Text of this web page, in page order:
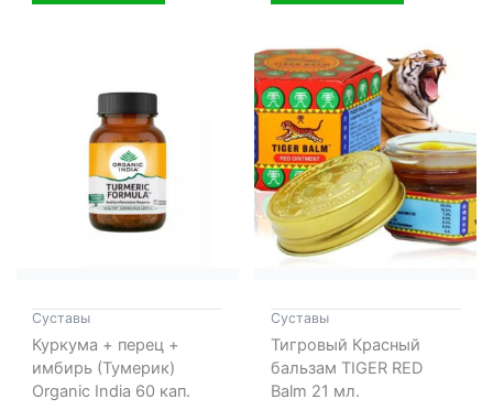
Cуставы
Куркума + перец +
имбирь (Тумерик)
Organic India 60 кап.
Cуставы
Тигровый Красный
бальзам TIGER RED
Balm 21 мл.